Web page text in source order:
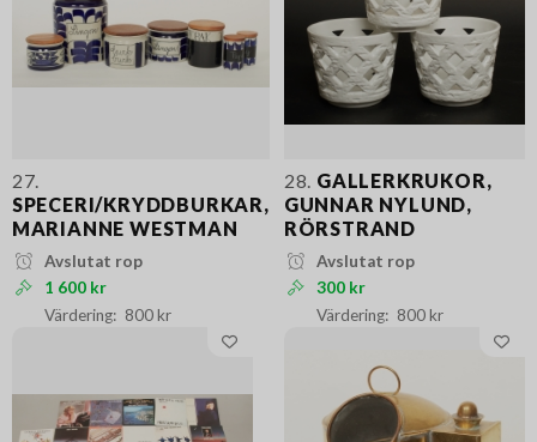
27.
SPECERI/KRYDDBURKAR,
MARIANNE WESTMAN
Avslutat rop
1 600 kr
800 kr
28. GALLERKRUKOR,
GUNNAR NYLUND,
RÖRSTRAND
Avslutat rop
300 kr
800 kr